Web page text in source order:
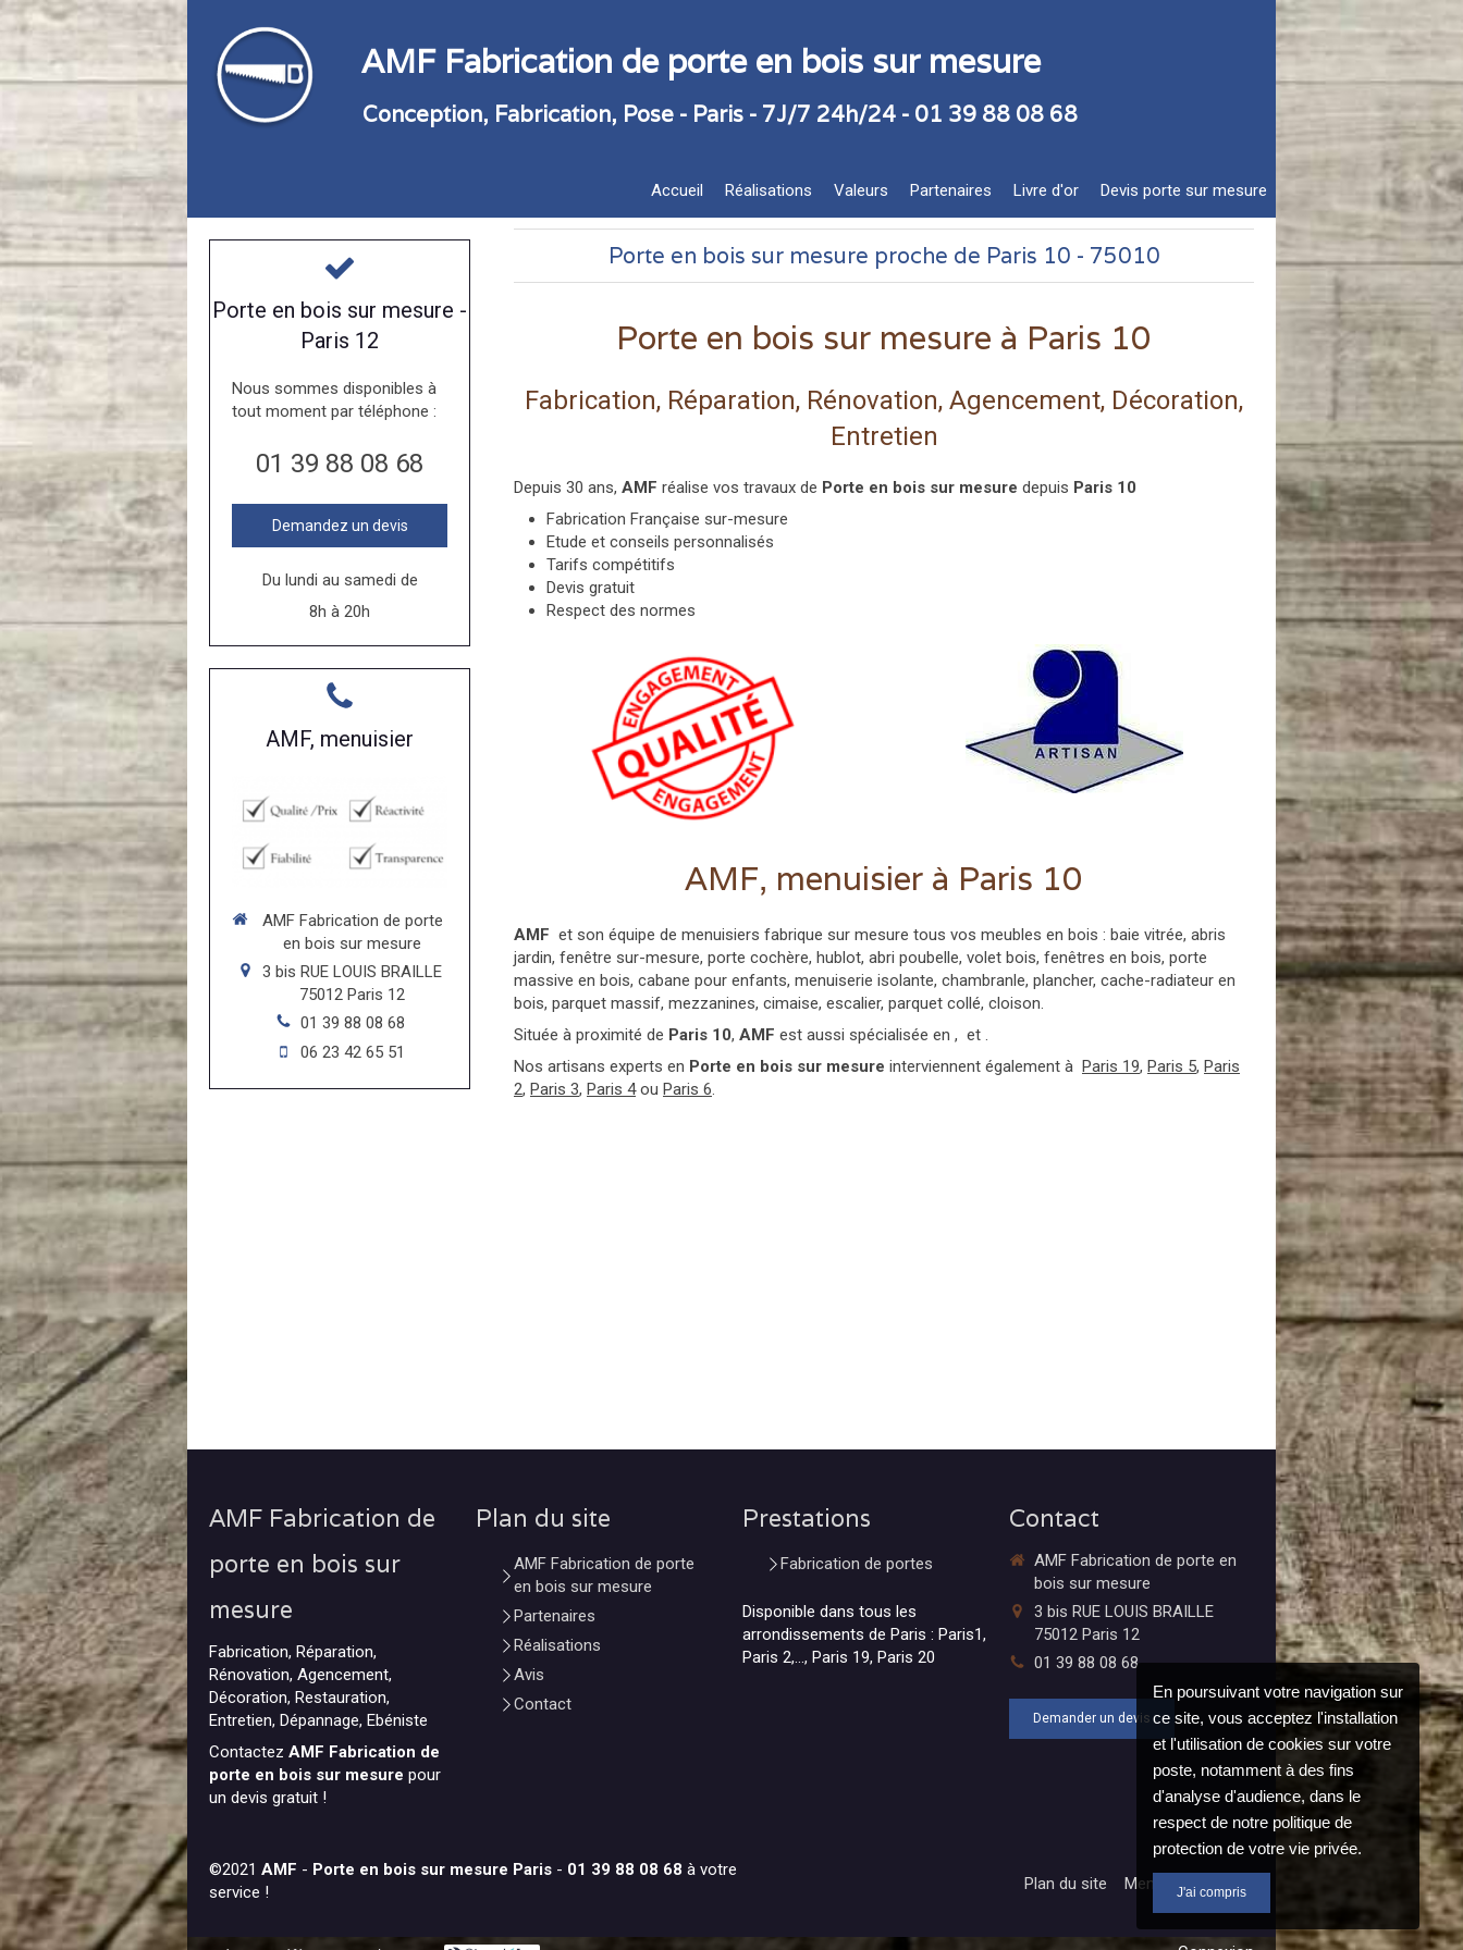
AMF Fabrication de porte en bois sur mesure
Conception, Fabrication, Pose - Paris - 7J/7 24h/24 - 01 39 88 08 68
Accueil Réalisations Valeurs Partenaires Livre d'or Devis porte sur mesure
Porte en bois sur mesure proche de Paris 10 - 75010
Porte en bois sur mesure à Paris 10
Fabrication, Réparation, Rénovation, Agencement, Décoration,
Entretien
Depuis 30 ans, AMF réalise vos travaux de Porte en bois sur mesure depuis Paris 10
Fabrication Française sur-mesure
Etude et conseils personnalisés
Tarifs compétitifs
Devis gratuit
Respect des normes
AMF, menuisier à Paris 10
AMF et son équipe de menuisiers fabrique sur mesure tous vos meubles en bois : baie vitrée, abris
jardin, fenêtre sur-mesure, porte cochère, hublot, abri poubelle, volet bois, fenêtres en bois, porte
massive en bois, cabane pour enfants, menuiserie isolante, chambranle, plancher, cache-radiateur en
bois, parquet massif, mezzanines, cimaise, escalier, parquet collé, cloison.
Située à proximité de Paris 10, AMF est aussi spécialisée en , et .
Nos artisans experts en Porte en bois sur mesure interviennent également à Paris 19, Paris 5, Paris
2, Paris 3, Paris 4ou Paris 6.
Porte en bois sur mesure -
Paris 12
Nous sommes disponibles à
tout moment par téléphone :
01 39 88 08 68
Demandez un devis
Du lundi au samedi de
8h à 20h
AMF, menuisier
AMF Fabrication de porte
en bois sur mesure
3 bis RUE LOUIS BRAILLE
75012 Paris 12
01 39 88 08 68
06 23 42 65 51
AMF Fabrication de
porte en bois sur
mesure
Fabrication, Réparation,
Rénovation, Agencement,
Décoration, Restauration,
Entretien, Dépannage, Ebéniste
Contactez AMF Fabrication de
porte en bois sur mesure pour
un devis gratuit !
Plan du site
AMF Fabrication de porte
en bois sur mesure
Partenaires
Réalisations
Avis
Contact
Prestations
Fabrication de portes
Disponible dans tous les
arrondissements de Paris : Paris1,
Paris 2,..., Paris 19, Paris 20
Contact
AMF Fabrication de porte en
bois sur mesure
3 bis RUE LOUIS BRAILLE
75012 Paris 12
01 39 88 08 68
Demander un devis
©2021 AMF - Porte en bois sur mesure Paris - 01 39 88 08 68 à votre
service !
Plan du site Mentions légales
En poursuivant votre navigation sur
ce site, vous acceptez l'installation
et l'utilisation de cookies sur votre
poste, notamment à des fins
d'analyse d'audience, dans le
respect de notre politique de
protection de votre vie privée.
J'ai compris